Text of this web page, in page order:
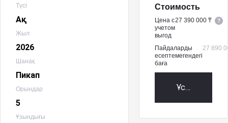
Түсі
Ақ
Жыл
2026
Шанақ
Пикап
Орындар
5
Ұзындығы
Стоимость
Цена с
учетом
выгод
27 390 000 ₸
Пайдаларды
есептемегендегі
баға
27 890
Ұсыныс алу